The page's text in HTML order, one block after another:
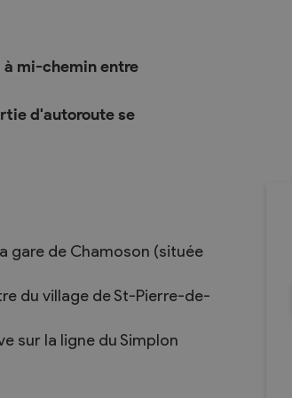
à mi-chemin entre
d'autoroute se
gare de Chamoson (située
du village de St-Pierre-de-
sur la ligne du Simplon